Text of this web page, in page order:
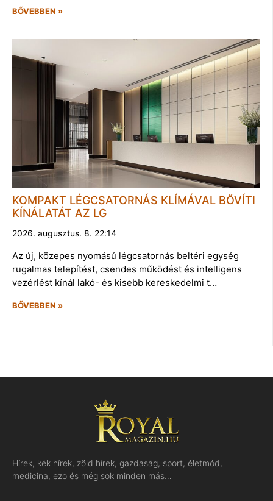
BŐVEBBEN »
KOMPAKT LÉGCSATORNÁS KLÍMÁVAL BŐVÍTI
KÍNÁLATÁT AZ LG
2026. augusztus. 8. 22:14
Az új, közepes nyomású légcsatornás beltéri egység
rugalmas telepítést, csendes működést és intelligens
vezérlést kínál lakó- és kisebb kereskedelmi t…
BŐVEBBEN »
Hírek, kék hírek, zöld hírek, gazdaság, sport, életmód,
medicina, ezo és még sok minden más…